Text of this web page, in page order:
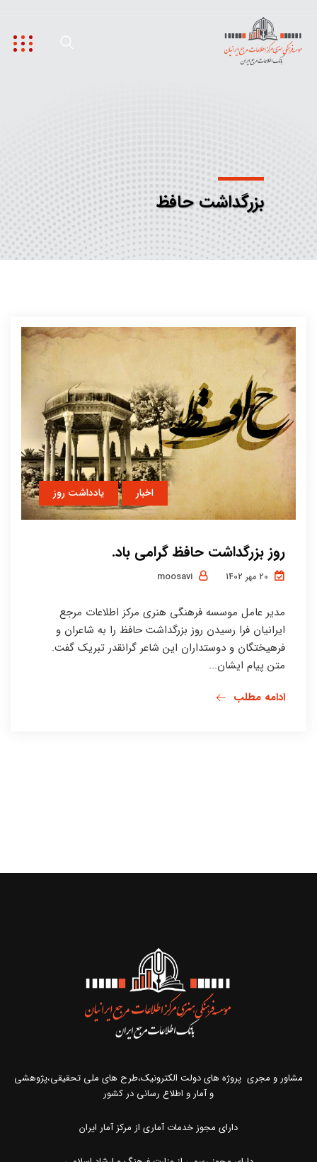
بزرگداشت حافظ
اخبار یادداشت روز
روز بزرگداشت حافظ گرامی باد.
مدیر عامل موسسه فرهنگی هنری مرکز اطلاعات مرجع
ایرانیان فرا رسیدن روز بزرگداشت حافظ را به شاعران و
فرهیختگان و دوستداران این شاعر گرانقدر تبریک گفت.
متن پیام ایشان...
ادامه مطلب
مشاور و مجری پروژه های دولت الکترونیک،طرح های ملی تحقیقی،پژوهشی
و آمار و اطلاع رسانی در کشور
دارای مجوز خدمات آماری از مرکز آمار ایران